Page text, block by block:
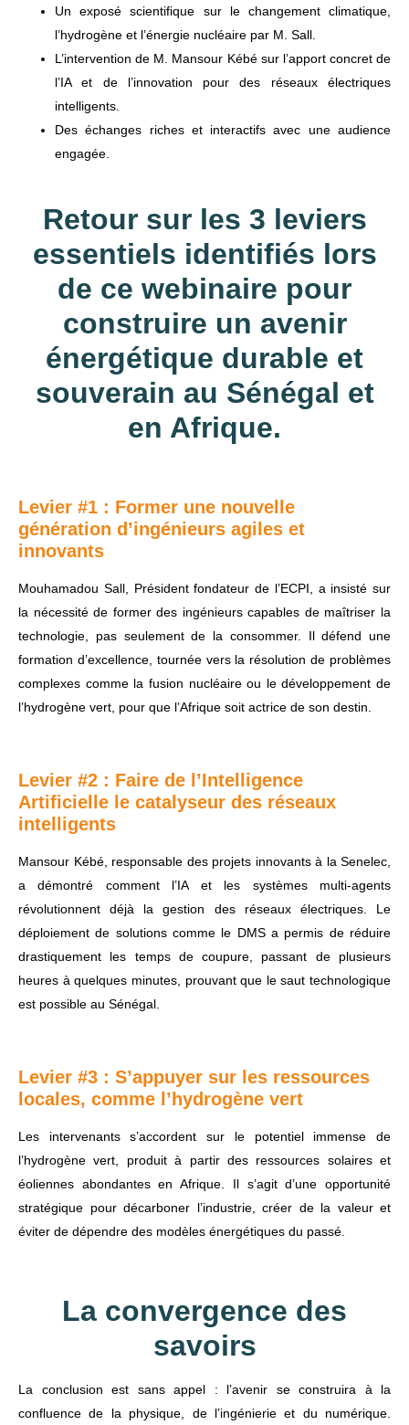
Un exposé scientifique sur le changement climatique,
l’hydrogène et l’énergie nucléaire par M. Sall.
L’intervention de M. Mansour Kébé sur l’apport concret de
l’IA et de l’innovation pour des réseaux électriques
intelligents.
Des échanges riches et interactifs avec une audience
engagée.
Retour sur les 3 leviers
essentiels identifiés lors
de ce webinaire pour
construire un avenir
énergétique durable et
souverain au Sénégal et
en Afrique.
Levier #1 : Former une nouvelle
génération d’ingénieurs agiles et
innovants
Mouhamadou Sall, Président fondateur de l’ECPI, a insisté sur
la nécessité de former des ingénieurs capables de maîtriser la
technologie, pas seulement de la consommer. Il défend une
formation d’excellence, tournée vers la résolution de problèmes
complexes comme la fusion nucléaire ou le développement de
l’hydrogène vert, pour que l’Afrique soit actrice de son destin.
Levier #2 : Faire de l’Intelligence
Artificielle le catalyseur des réseaux
intelligents
Mansour Kébé, responsable des projets innovants à la Senelec,
a démontré comment l’IA et les systèmes multi-agents
révolutionnent déjà la gestion des réseaux électriques. Le
déploiement de solutions comme le DMS a permis de réduire
drastiquement les temps de coupure, passant de plusieurs
heures à quelques minutes, prouvant que le saut technologique
est possible au Sénégal.
Levier #3 : S’appuyer sur les ressources
locales, comme l’hydrogène vert
Les intervenants s’accordent sur le potentiel immense de
l’hydrogène vert, produit à partir des ressources solaires et
éoliennes abondantes en Afrique. Il s’agit d’une opportunité
stratégique pour décarboner l’industrie, créer de la valeur et
éviter de dépendre des modèles énergétiques du passé.
La convergence des
savoirs
La conclusion est sans appel : l’avenir se construira à la
confluence de la physique, de l’ingénierie et du numérique.